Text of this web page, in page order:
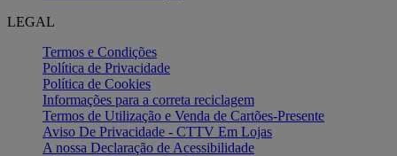
LEGAL
Termos e Condições
Política de Privacidade
Política de Cookies
Informações para a correta reciclagem
Termos de Utilização e Venda de Cartões-Presente
Aviso De Privacidade - CTTV Em Lojas
A nossa Declaração de Acessibilidade